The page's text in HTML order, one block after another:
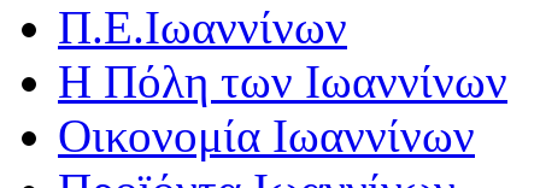
Π.Ε.Ιωαννίνων
Η Πόλη των Ιωαννίνων
Οικονομία Ιωαννίνων